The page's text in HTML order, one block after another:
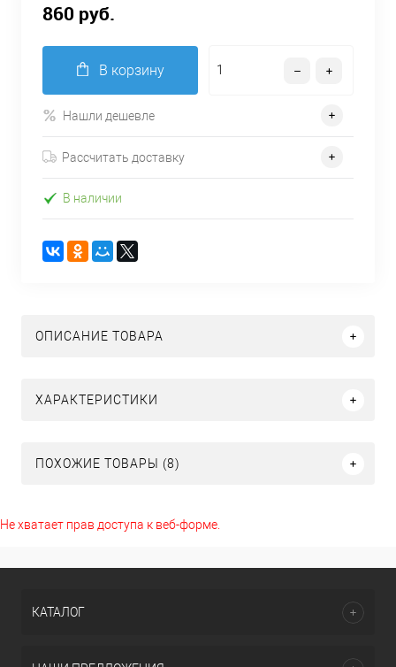
860 руб.
В корзину
Нашли дешевле
Рассчитать доставку
В наличии
ОПИСАНИЕ ТОВАРА
ХАРАКТЕРИСТИКИ
ПОХОЖИЕ ТОВАРЫ (8)
Не хватает прав доступа к веб-форме.
КАТАЛОГ